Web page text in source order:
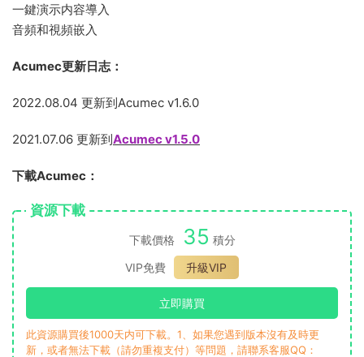
一鍵演示内容導入
音頻和視頻嵌入
Acumec更新日志：
2022.08.04 更新到Acumec v1.6.0
2021.07.06 更新到Acumec v1.5.0
下載Acumec：
資源下載
下載價格 35 積分
VIP免費
升級VIP
立即購買
此資源購買後1000天内可下載。1、如果您遇到版本沒有及時更
新，或者無法下載（請勿重複支付）等問題，請聯系客服QQ：